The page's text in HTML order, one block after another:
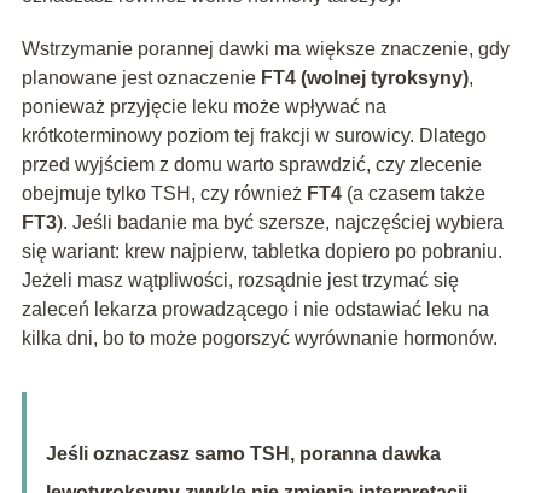
Wstrzymanie porannej dawki ma większe znaczenie, gdy
planowane jest oznaczenie FT4 (wolnej tyroksyny),
ponieważ przyjęcie leku może wpływać na
krótkoterminowy poziom tej frakcji w surowicy. Dlatego
przed wyjściem z domu warto sprawdzić, czy zlecenie
obejmuje tylko TSH, czy również FT4(a czasem także
FT3). Jeśli badanie ma być szersze, najczęściej wybiera
się wariant: krew najpierw, tabletka dopiero po pobraniu.
Jeżeli masz wątpliwości, rozsądnie jest trzymać się
zaleceń lekarza prowadzącego i nie odstawiać leku na
kilka dni, bo to może pogorszyć wyrównanie hormonów.
Jeśli oznaczasz samo TSH, poranna dawka